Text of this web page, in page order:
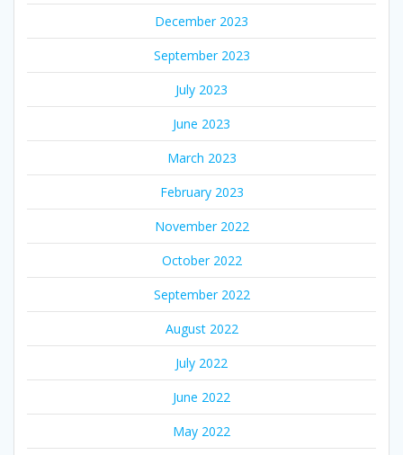
December 2023
September 2023
July 2023
June 2023
March 2023
February 2023
November 2022
October 2022
September 2022
August 2022
July 2022
June 2022
May 2022